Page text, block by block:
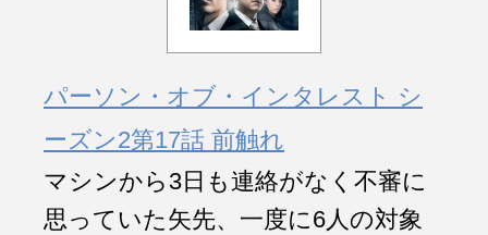
パーソン・オブ・インタレスト シ
ーズン2第17話 前触れ
マシンから3日も連絡がなく不審に
思っていた矢先、一度に6人の対象